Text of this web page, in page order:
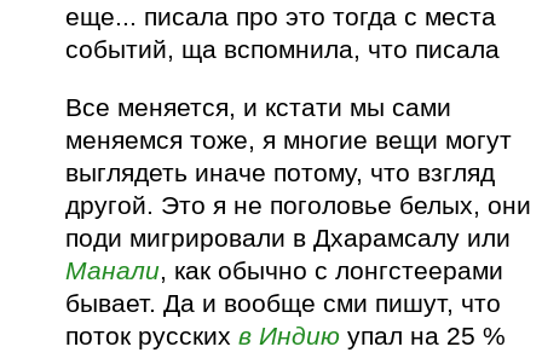
еще... писала про это тогда с места
событий, ща вспомнила, что писала
Все меняется, и кстати мы сами
меняемся тоже, я многие вещи могут
выглядеть иначе потому, что взгляд
другой. Это я не поголовье белых, они
поди мигрировали в Дхарамсалу или
Манали, как обычно с лонгстеерами
бывает. Да и вообще сми пишут, что
поток русскихв Индию упал на 25 %